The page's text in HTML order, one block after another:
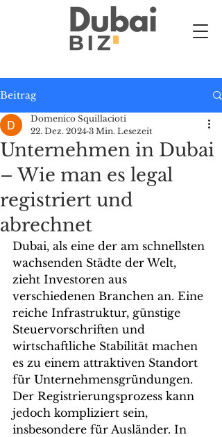
Beitrag
Unternehmen in Dubai
– Wie man es legal
registriert und
abrechnet
Domenico Squillacioti
22. Dez. 2024 3 Min. Lesezeit
Dubai, als eine der am schnellsten
wachsenden Städte der Welt,
zieht Investoren aus
verschiedenen Branchen an. Eine
reiche Infrastruktur, günstige
Steuervorschriften und
wirtschaftliche Stabilität machen
es zu einem attraktiven Standort
für Unternehmensgründungen.
Der Registrierungsprozess kann
jedoch kompliziert sein,
insbesondere für Ausländer. In